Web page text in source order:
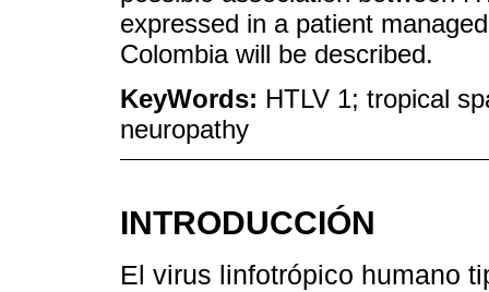
expressed in a patient
Colombia will be described.
KeyWords: HTLV 1; tropical
neuropathy
INTRODUCCIÓN
El virus linfotrópico humano